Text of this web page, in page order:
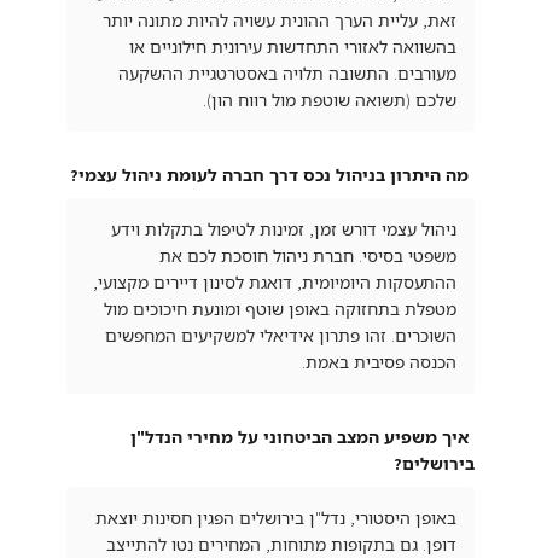
זאת, עליית הערך ההונית עשויה להיות מתונה יותר
בהשוואה לאזורי התחדשות עירונית חילוניים או
מעורבים. התשובה תלויה באסטרטגיית ההשקעה
שלכם (תשואה שוטפת מול רווח הון).
מה היתרון בניהול נכס דרך חברה לעומת ניהול עצמי?
ניהול עצמי דורש זמן, זמינות לטיפול בתקלות וידע
משפטי בסיסי. חברת ניהול חוסכת לכם את
ההתעסקות היומיומית, דואגת לסינון דיירים מקצועי,
מטפלת בתחזוקה באופן שוטף ומונעת חיכוכים מול
השוכרים. זהו פתרון אידיאלי למשקיעים המחפשים
הכנסה פסיבית באמת.
איך משפיע המצב הביטחוני על מחירי הנדל"ן
בירושלים?
באופן היסטורי, נדל"ן בירושלים הפגין חסינות יוצאת
דופן. גם בתקופות מתוחות, המחירים נטו להתייצב